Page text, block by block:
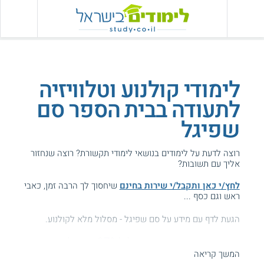
לימודי קולנוע וטלוויזיה
לתעודה בבית הספר סם
שפיגל
רוצה לדעת על לימודים בנושאי לימודי תקשורת? רוצה שנחזור
אליך עם תשובות?
לחץ/י כאן ותקבל/י שירות בחינם שיחסוך לך הרבה זמן, כאבי
ראש וגם כסף ...
הגעת לדף עם מידע על סם שפיגל - מסלול מלא לקולנוע.
עזרנו גם לך? דרג אותנו:המשך קריאה